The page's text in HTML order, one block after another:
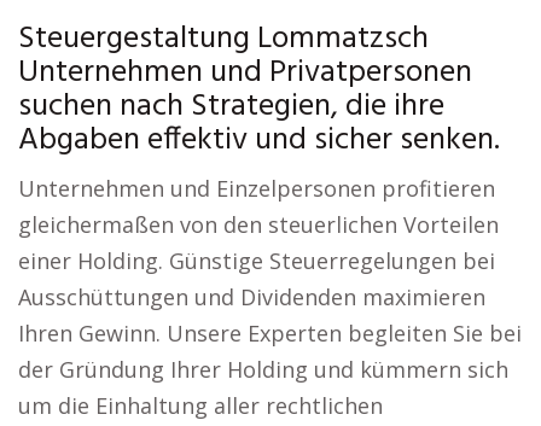
Steuergestaltung Lommatzsch
Unternehmen und Privatpersonen
suchen nach Strategien, die ihre
Abgaben effektiv und sicher senken.
Unternehmen und Einzelpersonen profitieren
gleichermaßen von den steuerlichen Vorteilen
einer Holding. Günstige Steuerregelungen bei
Ausschüttungen und Dividenden maximieren
Ihren Gewinn. Unsere Experten begleiten Sie bei
der Gründung Ihrer Holding und kümmern sich
um die Einhaltung aller rechtlichen